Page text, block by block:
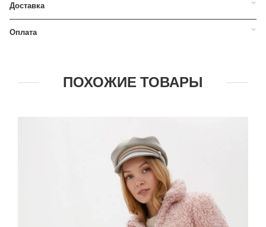
Доставка
Оплата
ПОХОЖИЕ ТОВАРЫ